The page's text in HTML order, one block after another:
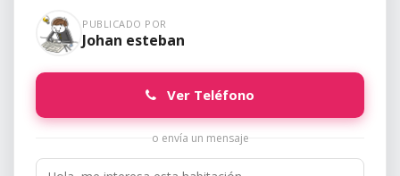
PUBLICADO POR
Johan esteban
Ver Teléfono
o envía un mensaje